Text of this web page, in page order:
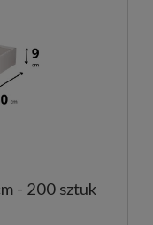
- 200 sztuk